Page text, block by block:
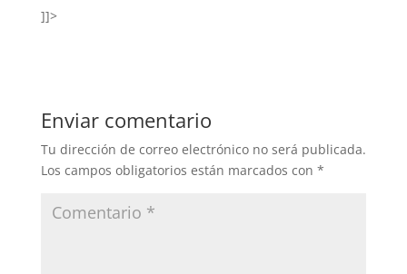
]]>
Enviar comentario
Tu dirección de correo electrónico no será publicada.
Los campos obligatorios están marcados con *